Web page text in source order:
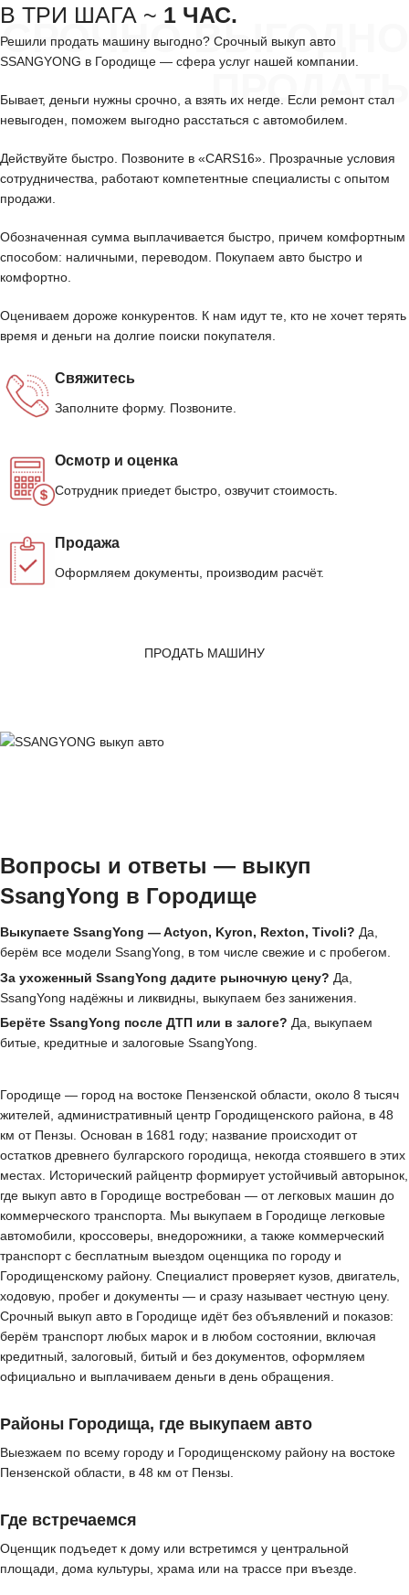
СРОЧНО ВЫГОДНО
ПРОДАТЬ
В ТРИ ШАГА ~ 1 ЧАС.
Решили продать машину выгодно? Срочный выкуп авто
SSANGYONG в Городище — сфера услуг нашей компании.
Бывает, деньги нужны срочно, а взять их негде. Если ремонт стал
невыгоден, поможем выгодно расстаться с автомобилем.
Действуйте быстро. Позвоните в «CARS16». Прозрачные условия
сотрудничества, работают компетентные специалисты с опытом
продажи.
Обозначенная сумма выплачивается быстро, причем комфортным
способом: наличными, переводом. Покупаем авто быстро и
комфортно.
Оцениваем дороже конкурентов. К нам идут те, кто не хочет терять
время и деньги на долгие поиски покупателя.
Свяжитесь
Заполните форму. Позвоните.
Осмотр и оценка
Сотрудник приедет быстро, озвучит стоимость.
Продажа
Оформляем документы, производим расчёт.
ПРОДАТЬ МАШИНУ
Вопросы и ответы — выкуп
SsangYong в Городище
Выкупаете SsangYong — Actyon, Kyron, Rexton, Tivoli? Да,
берём все модели SsangYong, в том числе свежие и с пробегом.
За ухоженный SsangYong дадите рыночную цену? Да,
SsangYong надёжны и ликвидны, выкупаем без занижения.
Берёте SsangYong после ДТП или в залоге? Да, выкупаем
битые, кредитные и залоговые SsangYong.
Городище — город на востоке Пензенской области, около 8 тысяч
жителей, административный центр Городищенского района, в 48
км от Пензы. Основан в 1681 году; название происходит от
остатков древнего булгарского городища, некогда стоявшего в этих
местах. Исторический райцентр формирует устойчивый авторынок,
где выкуп авто в Городище востребован — от легковых машин до
коммерческого транспорта. Мы выкупаем в Городище легковые
автомобили, кроссоверы, внедорожники, а также коммерческий
транспорт с бесплатным выездом оценщика по городу и
Городищенскому району. Специалист проверяет кузов, двигатель,
ходовую, пробег и документы — и сразу называет честную цену.
Срочный выкуп авто в Городище идёт без объявлений и показов:
берём транспорт любых марок и в любом состоянии, включая
кредитный, залоговый, битый и без документов, оформляем
официально и выплачиваем деньги в день обращения.
Районы Городища, где выкупаем авто
Выезжаем по всему городу и Городищенскому району на востоке
Пензенской области, в 48 км от Пензы.
Где встречаемся
Оценщик подъедет к дому или встретимся у центральной
площади, дома культуры, храма или на трассе при въезде.